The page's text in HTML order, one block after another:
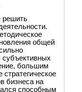
решить
общей
субъективных
большим
бизнеса на
способным